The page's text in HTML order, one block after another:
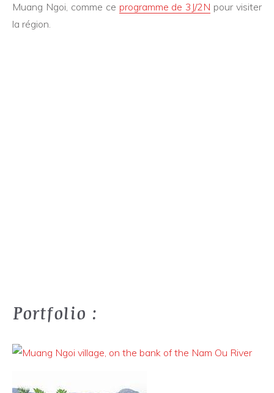
Muang Ngoi, comme ce programme de 3J/2N pour visiter
la région.
Portfolio :